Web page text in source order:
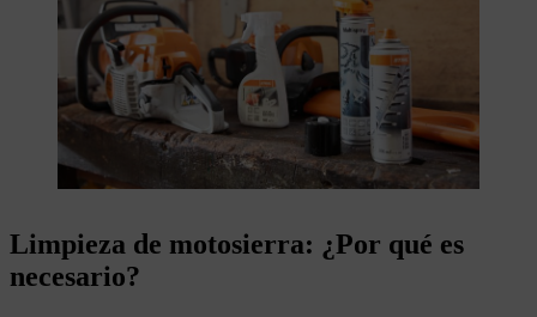
Limpieza de motosierra: ¿Por qué es
necesario?